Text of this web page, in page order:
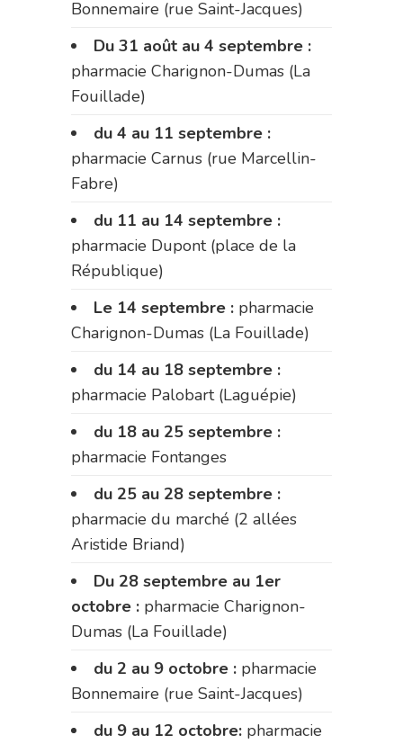
Bonnemaire (rue Saint-Jacques)
Du 31 août au 4 septembre :
pharmacie Charignon-Dumas (La
Fouillade)
du 4 au 11 septembre :
pharmacie Carnus (rue Marcellin-
Fabre)
du 11 au 14 septembre :
pharmacie Dupont (place de la
République)
Le 14 septembre : pharmacie
Charignon-Dumas (La Fouillade)
du 14 au 18 septembre :
pharmacie Palobart (Laguépie)
du 18 au 25 septembre :
pharmacie Fontanges
du 25 au 28 septembre :
pharmacie du marché (2 allées
Aristide Briand)
Du 28 septembre au 1er
octobre : pharmacie Charignon-
Dumas (La Fouillade)
du 2 au 9 octobre : pharmacie
Bonnemaire (rue Saint-Jacques)
du 9 au 12 octobre: pharmacie